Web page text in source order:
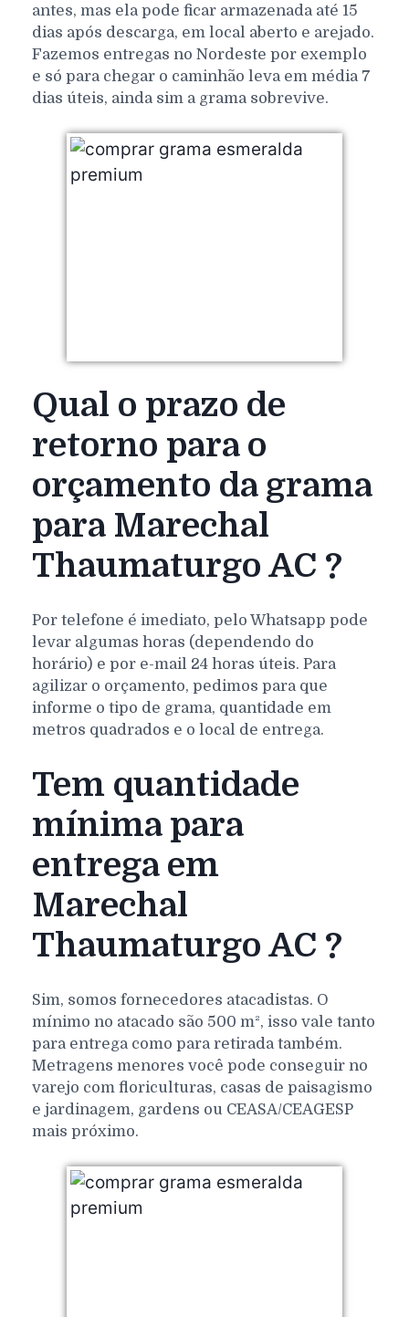
antes, mas ela pode ficar armazenada até 15
dias após descarga, em local aberto e arejado.
Fazemos entregas no Nordeste por exemplo
e só para chegar o caminhão leva em média 7
dias úteis, ainda sim a grama sobrevive.
Qual o prazo de
retorno para o
orçamento da grama
para Marechal
Thaumaturgo AC ?
Por telefone é imediato, pelo Whatsapp pode
levar algumas horas (dependendo do
horário) e por e-mail 24 horas úteis. Para
agilizar o orçamento, pedimos para que
informe o tipo de grama, quantidade em
metros quadrados e o local de entrega.
Tem quantidade
mínima para
entrega em
Marechal
Thaumaturgo AC ?
Sim, somos fornecedores atacadistas. O
mínimo no atacado são 500 m², isso vale tanto
para entrega como para retirada também.
Metragens menores você pode conseguir no
varejo com floriculturas, casas de paisagismo
e jardinagem, gardens ou CEASA/CEAGESP
mais próximo.